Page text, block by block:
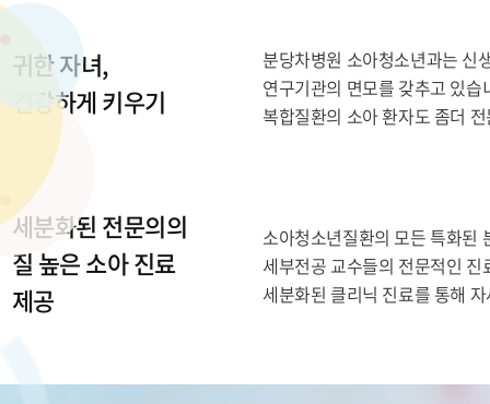
귀한 자녀,
건강하게 키우기
분당차병원 소아청소년과는 신
연구기관의 면모를 갖추고 있
복합질환의 소아 환자도 좀더
세분화된 전문의의
질 높은 소아 진료
제공
소아청소년질환의 모든 특화된
세부전공 교수들의 전문적인
세분화된 클리닉 진료를 통해